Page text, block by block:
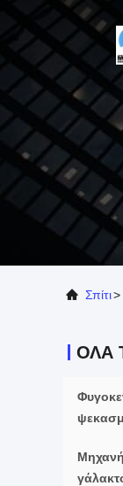
Σπίτι>
ΌΛΑ